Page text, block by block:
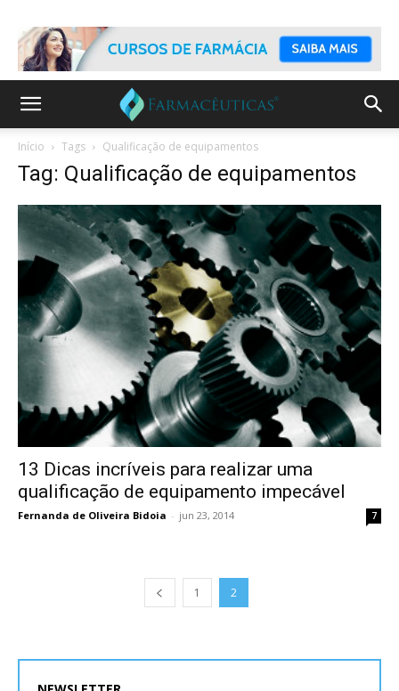
Início Tags Qualificação de equipamentos
Tag: Qualificação de equipamentos
13 Dicas incríveis para realizar uma
qualificação de equipamento impecável
Fernanda de Oliveira Bidoia - jun 23, 2014 7
1 2